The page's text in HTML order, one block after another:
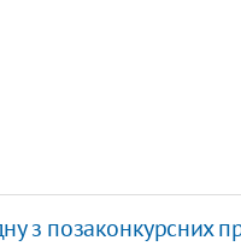
з позаконкурсних